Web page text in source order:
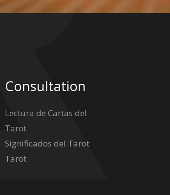
Consultation
Lectura de Cartas del
Tarot
Significados del Tarot
Tarot